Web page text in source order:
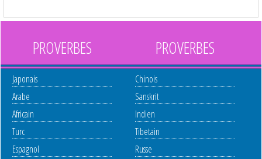
PROVERBES
Japonais
Arabe
Africain
Turc
Espagnol
PROVERBES
Chinois
Sanskrit
Indien
Tibetain
Russe